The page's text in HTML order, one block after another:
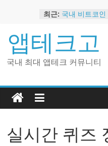
content
최근: 국내 비트코
트
2024 강력히
금 앱테크
해외 코인 거래
앱테크고
국내 최대 앱테크 커뮤니티
실시간 퀴즈